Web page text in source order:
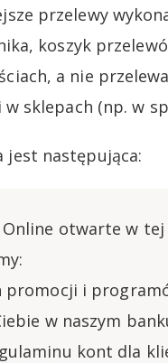
przelewy
koszyk
a nie
sklepach (np. w
jest następująca:
otwarte w
promocji i
w naszym
kont dla